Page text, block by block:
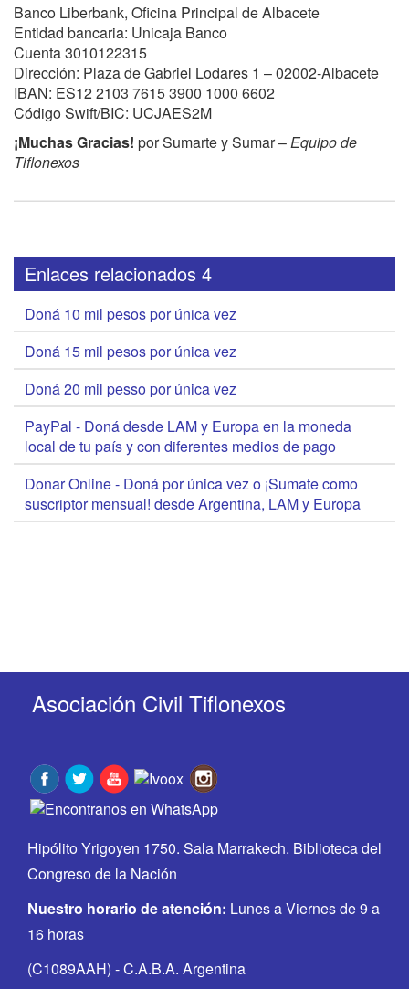
Banco Liberbank, Oficina Principal de Albacete
Entidad bancaria: Unicaja Banco
Cuenta 3010122315
Dirección: Plaza de Gabriel Lodares 1 – 02002-Albacete
IBAN: ES12 2103 7615 3900 1000 6602
Código Swift/BIC: UCJAES2M
¡Muchas Gracias! por Sumarte y Sumar –Equipo de
Tiflonexos
Enlaces relacionados 4
Doná 10 mil pesos por única vez
Doná 15 mil pesos por única vez
Doná 20 mil pesso por única vez
PayPal - Doná desde LAM y Europa en la moneda
local de tu país y con diferentes medios de pago
Donar Online - Doná por única vez o ¡Sumate como
suscriptor mensual! desde Argentina, LAM y Europa
Asociación Civil Tiflonexos
Hipólito Yrigoyen 1750. Sala Marrakech. Biblioteca del
Congreso de la Nación
Nuestro horario de atención: Lunes a Viernes de 9 a
16 horas
(C1089AAH) - C.A.B.A. Argentina